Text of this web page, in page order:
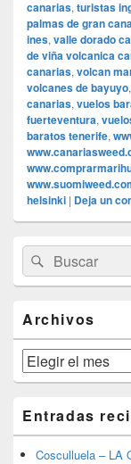
canarias, turistas
palmas de gran
ines, valle dorado
de viña volcanica
canarias, volcan
volcanes de bayuyo,
canarias, vuelos
fuerteventura,
baratos tenerife,
helsinki | Deja un
área
de
widget
lateral
primaria
Buscar
por:
Buscar
Archivos
Archivos
Entradas
Cosculluela – LA